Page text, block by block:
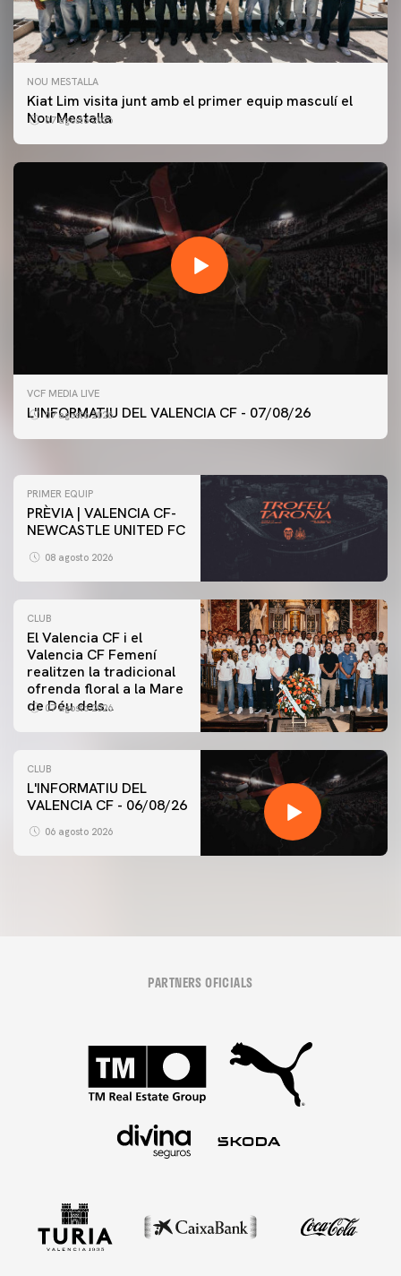
NOU MESTALLA
Kiat Lim visita junt amb el primer equip masculí el
Nou Mestalla
07 agosto 2026
VCF MEDIA LIVE
L'INFORMATIU DEL VALENCIA CF - 07/08/26
07 agosto 2026
PRIMER EQUIP
ENTRENAMENT DEL VALENCIA CF 7/8/2026
PRIMER EQUIP
PRÈVIA | VALENCIA CF-
NEWCASTLE UNITED FC
08 agosto 2026
CLUB
El Valencia CF i el
Valencia CF Femení
realitzen la tradicional
ofrenda floral a la Mare
de Déu dels
07 agosto 2026
CLUB
L'INFORMATIU DEL
VALENCIA CF - 06/08/26
06 agosto 2026
PARTNERS OFICIALS